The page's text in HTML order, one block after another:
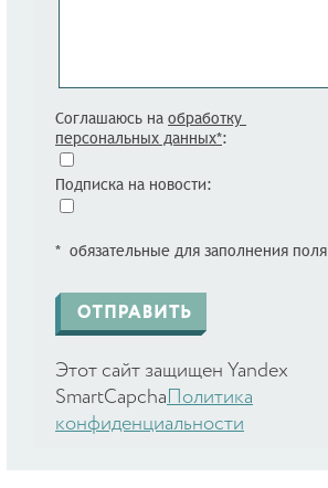
Соглашаюсь на обработку
персональных данных*:
Подписка на новости:
* обязательные для заполнения поля
Этот сайт защищен Yandex
SmartCapcha Политика
конфиденциальности